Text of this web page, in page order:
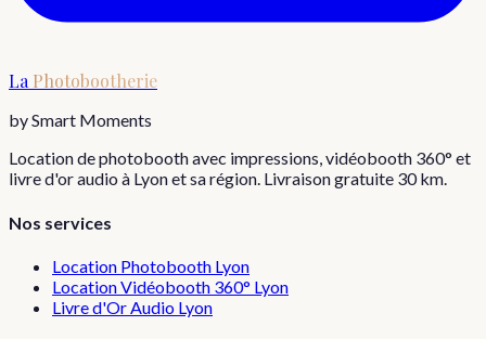
LaPhotobootherie
by Smart Moments
Location de photobooth avec impressions, vidéobooth 360° et
livre d'or audio à Lyon et sa région. Livraison gratuite 30 km.
Nos services
Location Photobooth Lyon
Location Vidéobooth 360° Lyon
Livre d'Or Audio Lyon